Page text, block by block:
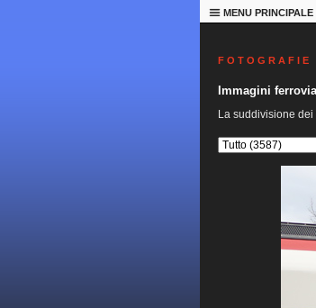
MENU PRINCIPALE
F O T O G R A F I E
Immagini
La suddivisione